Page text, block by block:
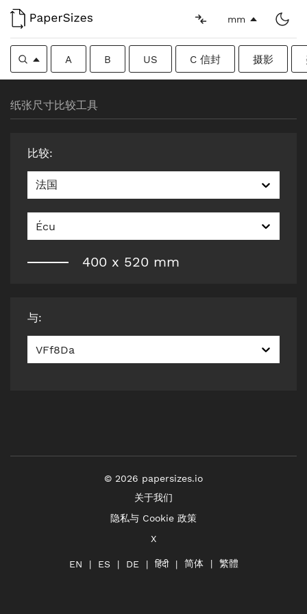
mm
A B US C 信封 摄影
纸张尺寸比较工具
比较:
法国
Écu
400 x 520 mm
与:
VFf8Da
© 2026 papersizes.io
关于我们
隐私与 Cookie 政策
X
EN ES DE हिंदी 简体 繁體